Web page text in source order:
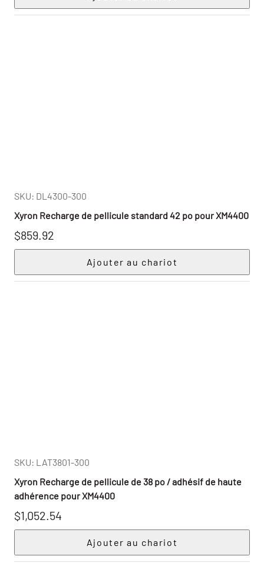
SKU: DL4300-300
Xyron Recharge de pellicule standard 42 po pour XM4400
$859.92
SKU: LAT3801-300
Xyron Recharge de pellicule de 38 po / adhésif de haute
adhérence pour XM4400
$1,052.54